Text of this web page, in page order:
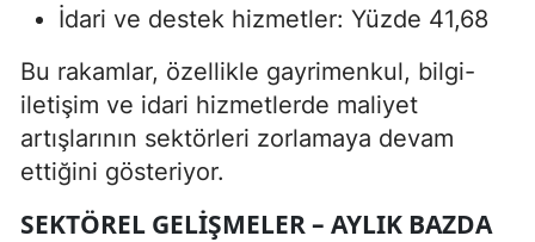
İdari ve destek hizmetler: Yüzde 41,68
Bu rakamlar, özellikle gayrimenkul, bilgi-
iletişim ve idari hizmetlerde maliyet
artışlarının sektörleri zorlamaya devam
ettiğini gösteriyor.
SEKTÖREL GELIŞMELER – AYLIK BAZDA